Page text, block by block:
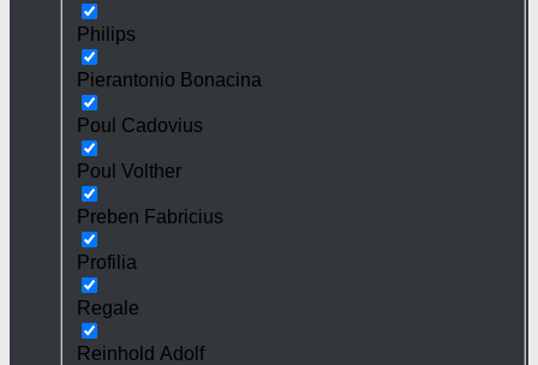
Philips
Pierantonio Bonacina
Poul Cadovius
Poul Volther
Preben Fabricius
Profilia
Regale
Reinhold Adolf